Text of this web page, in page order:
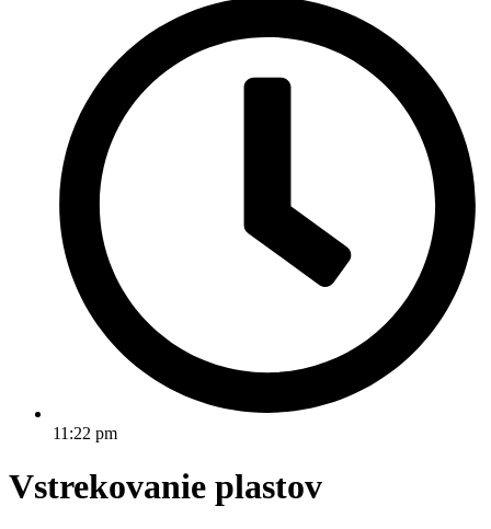
11:22 pm
Vstrekovanie plastov